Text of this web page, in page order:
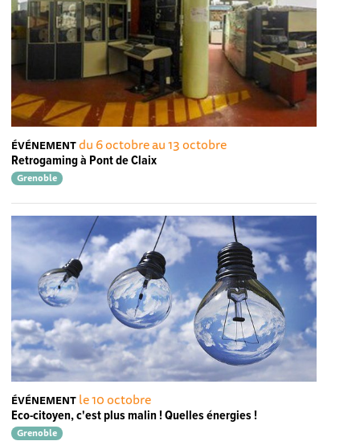
ÉVÉNEMENTdu 6 octobre au 13 octobre
Retrogaming à Pont de Claix
Grenoble
ÉVÉNEMENT le 10 octobre
Eco-citoyen, c'est plus malin ! Quelles énergies !
Grenoble